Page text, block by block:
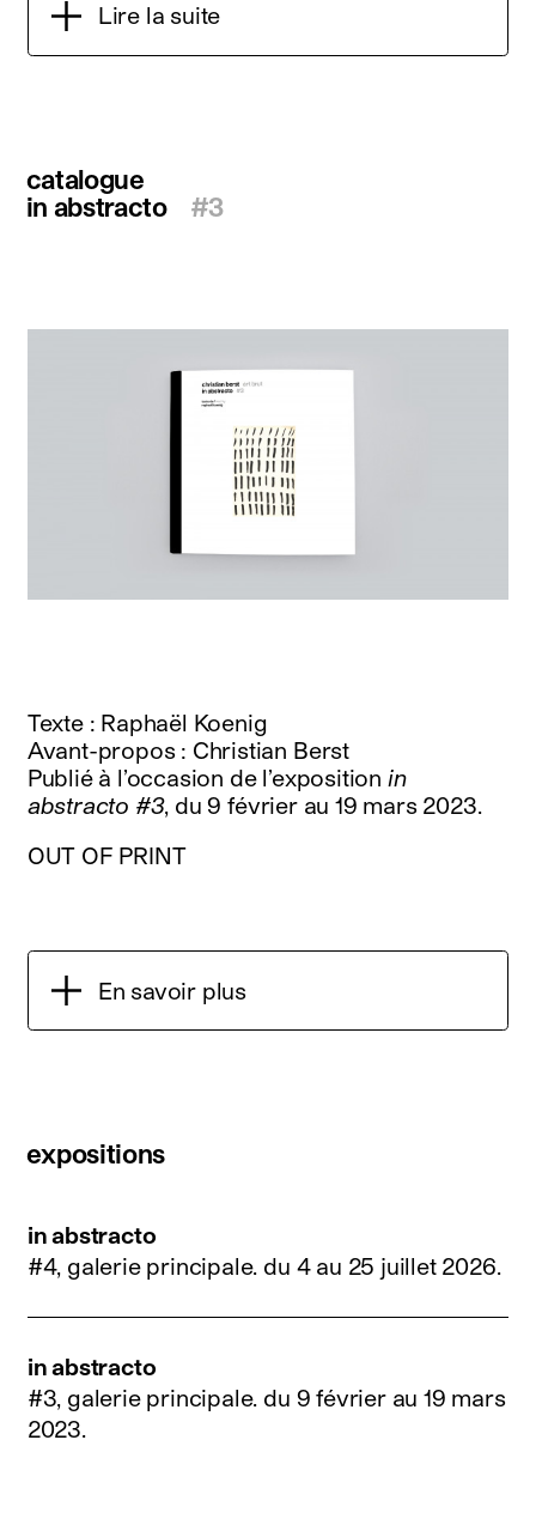
Lire la suite
catalogue
in abstracto
#3
Texte : Raphaël Koenig
Avant-propos : Christian Berst
Publié à l’occasion de l’exposition in
abstracto #3, du 9 février au 19 mars 2023.
OUT OF PRINT
En savoir plus
expositions
in abstracto
#4, galerie principale. du 4 au 25 juillet 2026.
in abstracto
#3, galerie principale. du 9 février au 19 mars
2023.